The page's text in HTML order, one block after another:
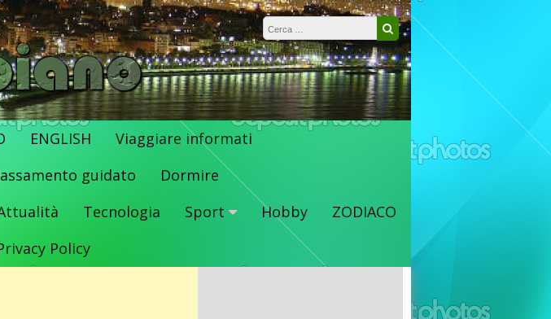
Ricerca per:
Cerca
ENGLISH
Viaggiare informati
guidato
Dormire
Tecnologia Sport Hobby
ZODIACO
Policy